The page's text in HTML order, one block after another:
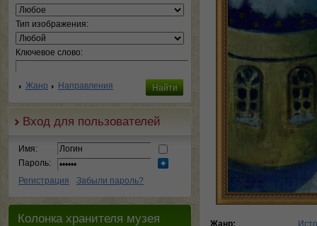
Тип изображения:
Ключевое слово:
Жанр Направления
Вход для пользователей
Имя:
Пароль:
Регистрация
Забыли пароль?
Колонка хранителя музея Жанр: